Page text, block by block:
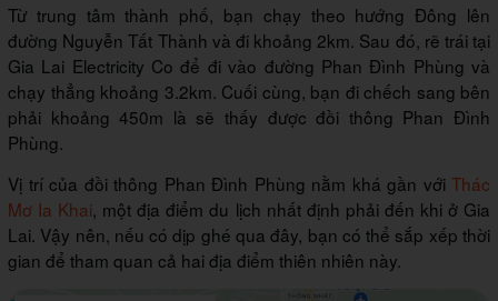
Từ trung tâm thành phố, bạn chạy theo hướng Đông lên
đường Nguyễn Tất Thành và đi khoảng 2km. Sau đó, rẽ trái tại
Gia Lai Electricity Co để đi vào đường Phan Đình Phùng và
chạy thẳng khoảng 3.2km. Cuối cùng, bạn đi chếch sang bên
phải khoảng 450m là sẽ thấy được đồi thông Phan Đình
Phùng.
Vị trí của đồi thông Phan Đình Phùng nằm khá gần với Thác
Mơ Ia Khai, một địa điểm du lịch nhất định phải đến khi ở Gia
Lai. Vậy nên, nếu có dịp ghé qua đây, bạn có thể sắp xếp thời
gian để tham quan cả hai địa điểm thiên nhiên này.